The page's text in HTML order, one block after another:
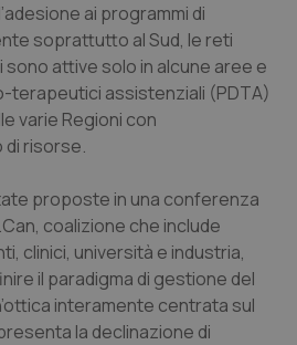
& Rettocolite Ulcerosa
patologie neurodegenerative
ai programmi di
soprattutto al Sud, le reti
attive solo in alcune aree e
terapeutici assistenziali (PDTA)
varie Regioni con
risorse.
proposte in una conferenza
coalizione che include
clinici, università e industria,
il paradigma di gestione del
interamente centrata sul
la declinazione di